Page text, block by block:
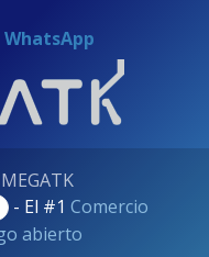
- El #1 Comercio
abierto